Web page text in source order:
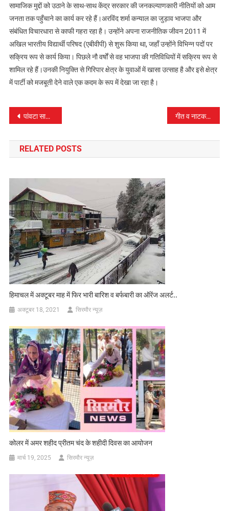
सामाजिक मुद्दों को उठाने के साथ-साथ केंद्र सरकार की जनकल्याणकारी नीतियों को आम
जनता तक पहुँचाने का कार्य कर रहे हैं।अरविंद शर्मा कन्याल का जुड़ाव भाजपा और
संबंधित विचारधारा से काफी गहरा रहा है। उन्होंने अपना राजनीतिक जीवन 2011 में
अखिल भारतीय विद्यार्थी परिषद (एबीवीपी) से शुरू किया था, जहाँ उन्होंने विभिन्न पदों पर
सक्रिय रूप से कार्य किया। पिछले नौ वर्षों से वह भाजपा की गतिविधियों में सक्रिय रूप से
शामिल रहे हैं।उनकी नियुक्ति से गिरिपार क्षेत्र के युवाओं में खासा उत्साह है और इसे क्षेत्र
में पार्टी को मजबूती देने वाले एक कदम के रूप में देखा जा रहा है।
पोस्ट
नेविगेशन
पांवटा साहिब में 14 अक्तूबर से पटाखों की बिक्री हेतू जारी होंगे लाइसैंस- एसडीएम गीत व नाटक से सुरक्षित भवन निर्माण व आपदा में बचाव की दी जानकारी
RELATED POSTS
हिमाचल में अक्टूबर माह में फिर भारी बारिश व बर्फबारी का ऑरेंज अलर्ट..
अक्टूबर 18, 2021 सिरमौर न्यूज़
कोलर में अमर शहीद प्रीतम चंद के शहीदी दिवस का आयोजन
मार्च 19, 2025 सिरमौर न्यूज़